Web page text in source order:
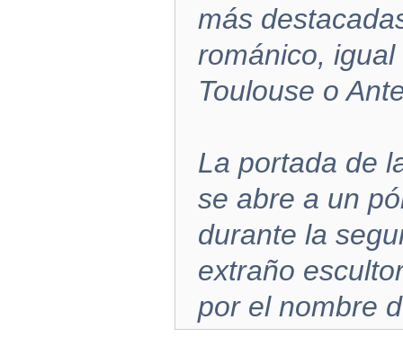
más
románico,
Toulouse o
La portada de
se abre a un
durante la
extraño
por el nombre